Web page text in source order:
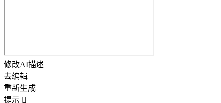
修改AI描述
去编辑
重新生成
提示 